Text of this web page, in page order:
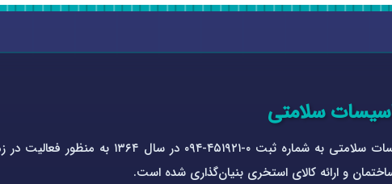
سلامتی
گروه تاسیسات سلامتی به شماره ثبت ۰-
و ارائه کالای استخری بنیان‌گذاری شده است.